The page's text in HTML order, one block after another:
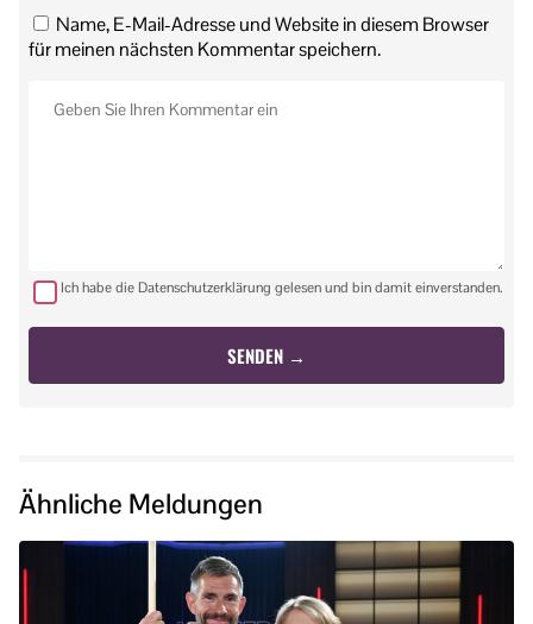
Name, E-Mail-Adresse und Website in diesem Browser
für meinen nächsten Kommentar speichern.
Ich habe die Datenschutzerklärung gelesen und bin damit einverstanden.
Ähnliche Meldungen